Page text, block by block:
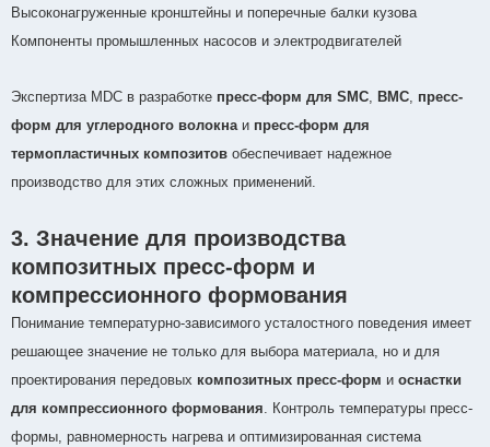
Высоконагруженные кронштейны и поперечные балки кузова
Компоненты промышленных насосов и электродвигателей
Экспертиза MDC в разработке пресс-форм для SMC, BMC, пресс-
форм для углеродного волокнаи пресс-форм для
термопластичных композитов обеспечивает надежное
производство для этих сложных применений.
3. Значение для производства
композитных пресс-форм и
компрессионного формования
Понимание температурно-зависимого усталостного поведения имеет
решающее значение не только для выбора материала, но и для
проектирования передовых композитных пресс-форм и оснастки
для компрессионного формования. Контроль температуры пресс-
формы, равномерность нагрева и оптимизированная система